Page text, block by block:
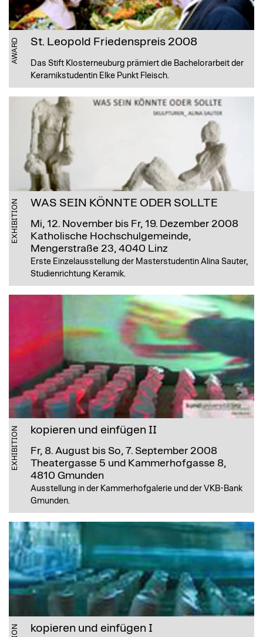
AWARD St. Leopold Friedenspreis 2008
Das Stift Klosterneuburg prämiert die Bachelorarbeit der
Keramikstudentin Elke Punkt Fleisch.
EXHIBITION WAS SEIN KÖNNTE ODER SOLLTE
Mi, 12. November bis Fr, 19. Dezember 2008
Katholische Hochschulgemeinde,
Mengerstraße 23, 4040 Linz
Erste Einzelausstellung der Masterstudentin Alina Sauter,
Studienrichtung Keramik.
EXHIBITION kopieren und einfügen II
Fr, 8. August bis So, 7. September 2008
Theatergasse 5 und Kammerhofgasse 8,
4810 Gmunden
Ausstellung in der Kammerhofgalerie und der VKB-Bank
Gmunden.
kopieren und einfügen I